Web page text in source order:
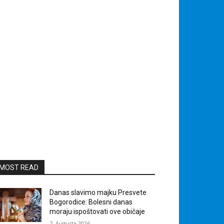
READ
Danas slavimo majku Presvete
Bogorodice: Bolesni danas
moraju ispoštovati ove običaje